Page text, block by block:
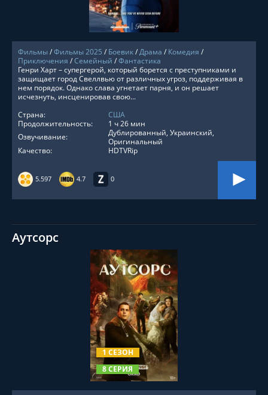
Фильмы/Фильмы 2025 / Боевик/Драма / Комедия /
Приключения /Семейный /Фантастика
5.597 4.7 0
Генри Харт – супергерой, который борется с преступниками и
защищает город Свеллвью от различных угроз, поддерживая в
нем порядок. Однако слава угнетает парня, и он решает
исчезнуть, инсценировав свою...
Страна:
США
Продолжительность:
1 ч 26 мин
Озвучивание:
Дублированный, Украинский,
Оригинальный
Качество:
HDTVRip
Аутсорс
1 СЕЗОН
8 СЕРИЯ
СМОТРЕТЬ ОНЛАЙН